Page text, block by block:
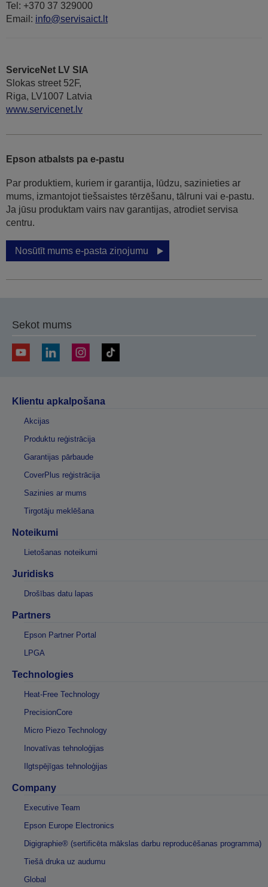
Tel: +370 37 329000
Email: info@servisaict.lt
ServiceNet LV SIA
Slokas street 52F,
Riga, LV1007 Latvia
www.servicenet.lv
Epson atbalsts pa e-pastu
Par produktiem, kuriem ir garantija, lūdzu, sazinieties ar
mums, izmantojot tiešsaistes tērzēšanu, tālruni vai e-pastu.
Ja jūsu produktam vairs nav garantijas, atrodiet servisa
centru.
Nosūtīt mums e-pasta ziņojumu
Sekot mums
Klientu apkalpošana
Akcijas
Produktu reģistrācija
Garantijas pārbaude
CoverPlus reģistrācija
Sazinies ar mums
Tirgotāju meklēšana
Noteikumi
Lietošanas noteikumi
Juridisks
Drošības datu lapas
Partners
Epson Partner Portal
LPGA
Technologies
Heat-Free Technology
PrecisionCore
Micro Piezo Technology
Inovatīvas tehnoloģijas
Ilgtspējīgas tehnoloģijas
Company
Executive Team
Epson Europe Electronics
Digigraphie® (sertificēta mākslas darbu reproducēšanas programma)
Tiešā druka uz audumu
Global